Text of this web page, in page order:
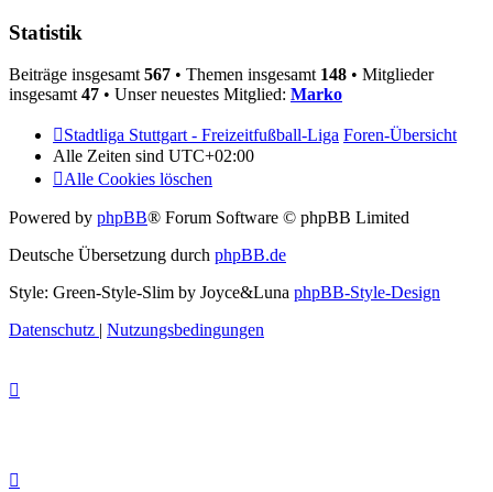
Statistik
Beiträge insgesamt 567 • Themen insgesamt 148 • Mitglieder
insgesamt 47 • Unser neuestes Mitglied: Marko
Stadtliga Stuttgart - Freizeitfußball-Liga Foren-Übersicht
Alle Zeiten sind UTC+02:00
Alle Cookies löschen
Powered by phpBB® Forum Software © phpBB Limited
Deutsche Übersetzung durch phpBB.de
Style: Green-Style-Slim by Joyce&Luna phpBB-Style-Design
Datenschutz | Nutzungsbedingungen